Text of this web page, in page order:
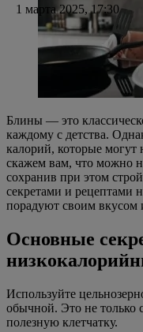
1 марта 2025, 17:30
Блины — это
каждому с детства.
калорий, которые могут
скажем вам, что можно
сохранив при этом
секретами и рецептами
порадуют своим вкусом
Основные
Используйте
обычной. Это не только
полезную клетчатку.